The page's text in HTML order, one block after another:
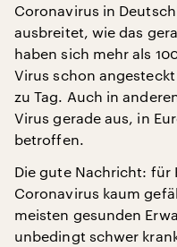
Coronavirus in
ausbreitet, wie das
haben sich mehr als
Virus schon
zu Tag. Auch in
Virus gerade aus, in
betroffen.
Die gute Nachricht: für
Coronavirus kaum
meisten gesunden
unbedingt schwer